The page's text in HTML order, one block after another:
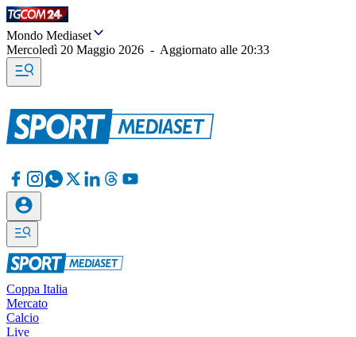
Mondo Mediaset
Mercoledì 20 Maggio 2026 - Aggiornato alle 20:33
Coppa Italia
Mercato
Calcio
Live